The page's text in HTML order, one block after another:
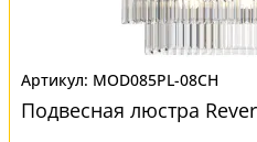
MOD085PL-08CH
Подвесная люстра